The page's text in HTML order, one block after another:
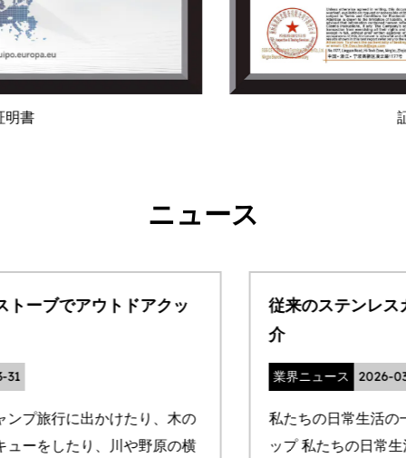
ニュース
従来のステンレスカップの内容器工程のご紹
私たちの日常生活の一部として、 ステンレス鋼のカ
ップ 私たちの日常生活から切り離せないものです。